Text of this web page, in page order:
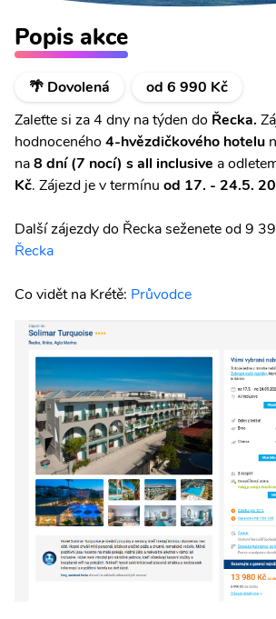
Popis akce
🌴 Dovolená
od 6 990 Kč
Zaleťte si za 4 dny na týden do Řecka.
hodnoceného 4-hvězdičkového hotelu
na8 dní (7 nocí) s all inclusive a
Kč. Zájezd je v termínu od 17. - 24.5.
Další zájezdy do Řecka seženete od 9
Řecka
Co vidět na Krétě: Průvodce